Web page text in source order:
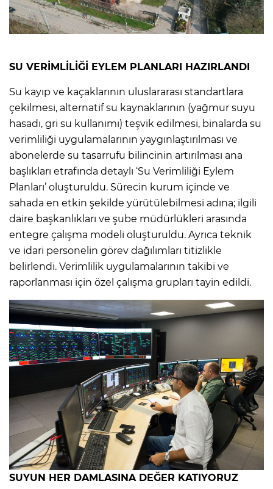
SU VERİMLİLİĞİ EYLEM PLANLARI HAZIRLANDI
Su kayıp ve kaçaklarının uluslararası standartlara
çekilmesi, alternatif su kaynaklarının (yağmur suyu
hasadı, gri su kullanımı) teşvik edilmesi, binalarda su
verimliliği uygulamalarının yaygınlaştırılması ve
abonelerde su tasarrufu bilincinin artırılması ana
başlıkları etrafında detaylı ‘Su Verimliliği Eylem
Planları’ oluşturuldu. Sürecin kurum içinde ve
sahada en etkin şekilde yürütülebilmesi adına; ilgili
daire başkanlıkları ve şube müdürlükleri arasında
entegre çalışma modeli oluşturuldu. Ayrıca teknik
ve idari personelin görev dağılımları titizlikle
belirlendi. Verimlilik uygulamalarının takibi ve
raporlanması için özel çalışma grupları tayin edildi.
SUYUN HER DAMLASINA DEĞER KATIYORUZ